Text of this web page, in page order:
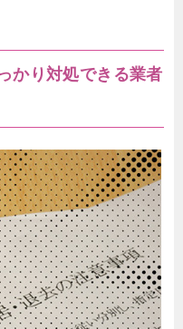
かり対処できる業者